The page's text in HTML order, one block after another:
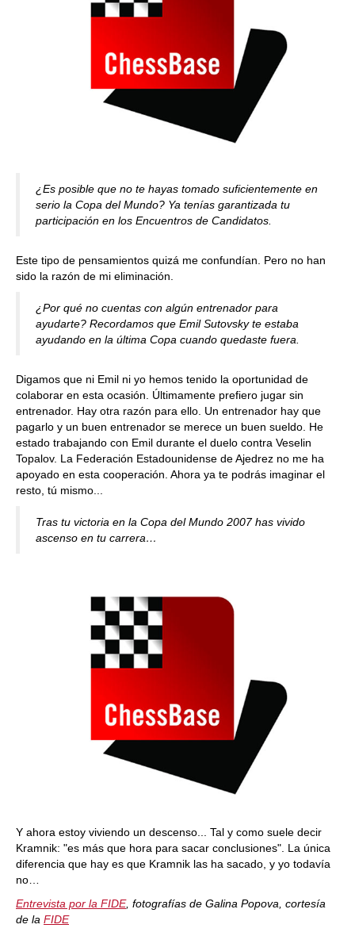
¿Es posible que no te hayas tomado suficientemente en
serio la Copa del Mundo? Ya tenías garantizada tu
participación en los Encuentros de Candidatos.
Este tipo de pensamientos quizá me confundían. Pero no han
sido la razón de mi eliminación.
¿Por qué no cuentas con algún entrenador para
ayudarte? Recordamos que Emil Sutovsky te estaba
ayudando en la última Copa cuando quedaste fuera.
Digamos que ni Emil ni yo hemos tenido la oportunidad de
colaborar en esta ocasión. Últimamente prefiero jugar sin
entrenador. Hay otra razón para ello. Un entrenador hay que
pagarlo y un buen entrenador se merece un buen sueldo. He
estado trabajando con Emil durante el duelo contra Veselin
Topalov. La Federación Estadounidense de Ajedrez no me ha
apoyado en esta cooperación. Ahora ya te podrás imaginar el
resto, tú mismo...
Tras tu victoria en la Copa del Mundo 2007 has vivido
ascenso en tu carrera…
Y ahora estoy viviendo un descenso... Tal y como suele decir
Kramnik: "es más que hora para sacar conclusiones". La única
diferencia que hay es que Kramnik las ha sacado, y yo todavía
no…
Entrevista por la FIDE, fotografías de Galina Popova, cortesía
de la FIDE